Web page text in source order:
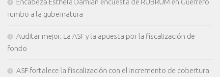
Encabeza Esthela Damián encuesta de RUBRUM en Guerrero
rumbo a la gubernatura
Auditar mejor. La ASF y la apuesta por la fiscalización de
fondo
ASF fortalece la fiscalización con el incremento de cobertura